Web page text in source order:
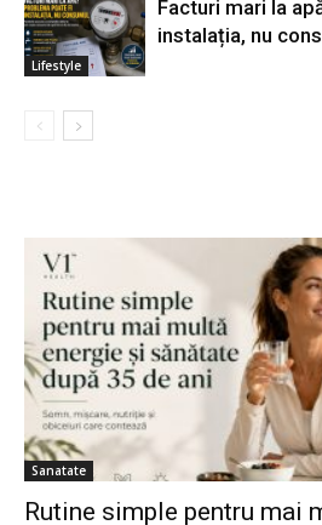
Lifestyle
Facturi mari la
instalația, nu
Sanatate
Rutine simple pentru mai